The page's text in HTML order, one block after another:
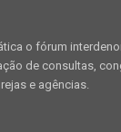
o fórum
de consultas,
e agências.